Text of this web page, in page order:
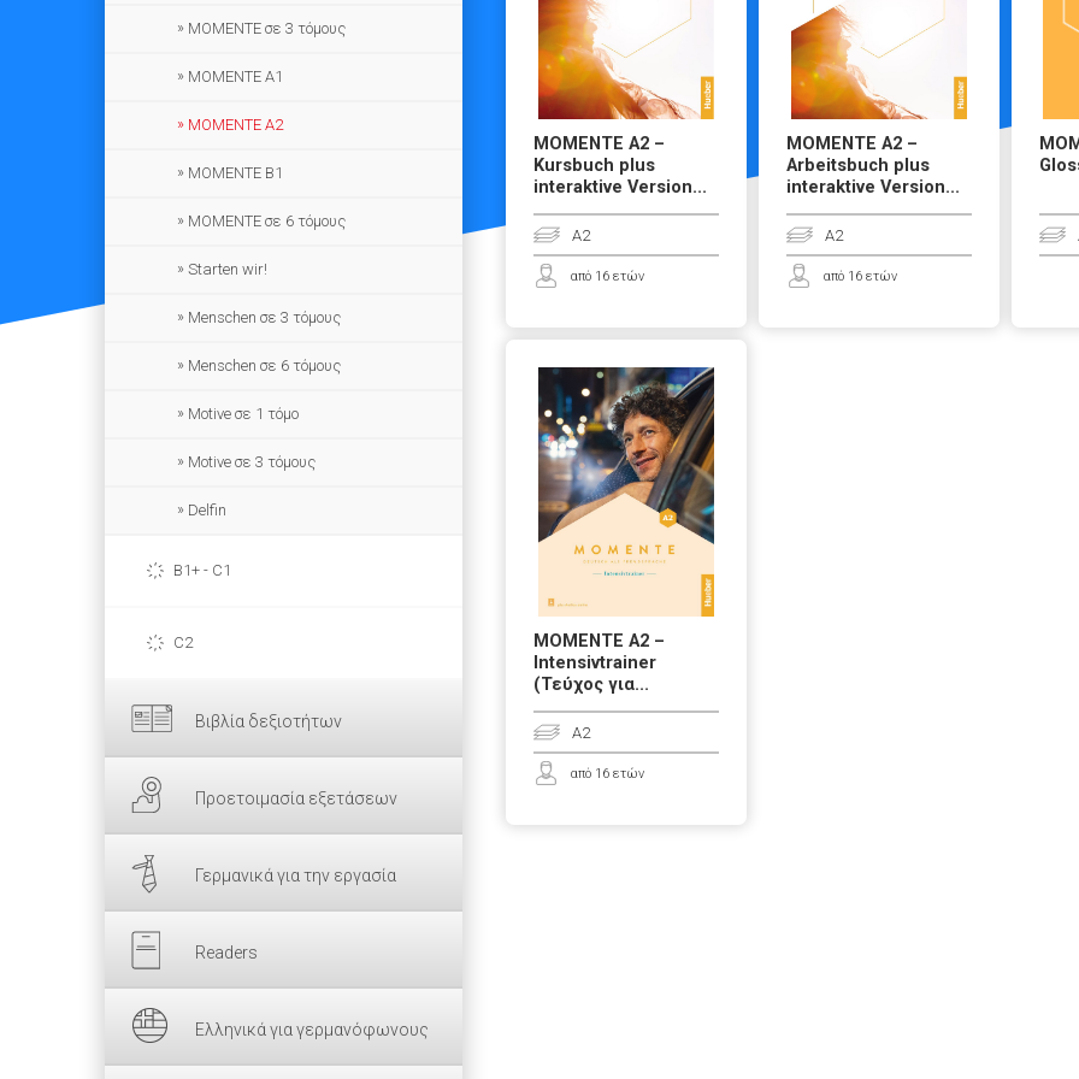
ΜΟΜΕΝΤΕ σε 3 τόμους
MOMENTE A1
MOMENTE A2
MOMENTE B1
MOMENTE σε 6 τόμους
Starten wir!
Menschen σε 3 τόμους
Menschen σε 6 τόμους
Motive σε 1 τόμο
Motive σε 3 τόμους
Delfin
B1+ - C1
C2
Βιβλία δεξιοτήτων
Προετοιμασία εξετάσεων
Γερμανικά για την εργασία
Readers
Ελληνικά για γερμανόφωνους
MOMENTE A2 –
Kursbuch plus
interaktive Version...
A2
από 16 ετών
MOMENTE A2 –
Arbeitsbuch plus
interaktive Version...
A2
από 16 ετών
MOMENTE A2 –
Intensivtrainer
(Τεύχος για...
A2
από 16 ετών